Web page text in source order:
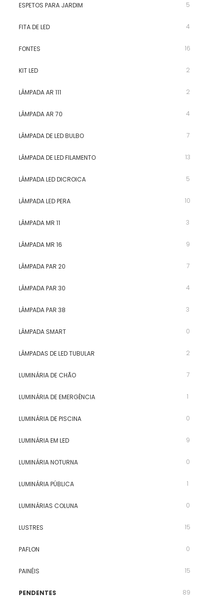
ESPETOS PARA JARDIM 5
FITA DE LED 4
FONTES 16
KIT LED 2
LÂMPADA AR 111 2
LÂMPADA AR 70 4
LÂMPADA DE LED BULBO 7
LÂMPADA DE LED FILAMENTO 13
LÂMPADA LED DICROICA 5
LÂMPADA LED PERA 10
LÂMPADA MR 11 3
LÂMPADA MR 16 9
LÂMPADA PAR 20 7
LÂMPADA PAR 30 4
LÂMPADA PAR 38 3
LÂMPADA SMART 0
LÂMPADAS DE LED TUBULAR 2
LUMINÁRIA DE CHÃO 7
LUMINÁRIA DE EMERGÊNCIA 1
LUMINÁRIA DE PISCINA 0
LUMINÁRIA EM LED 9
LUMINÁRIA NOTURNA 0
LUMINÁRIA PÚBLICA 1
LUMINÁRIAS COLUNA 0
LUSTRES 15
PAFLON 0
PAINÉIS 15
PENDENTES 89